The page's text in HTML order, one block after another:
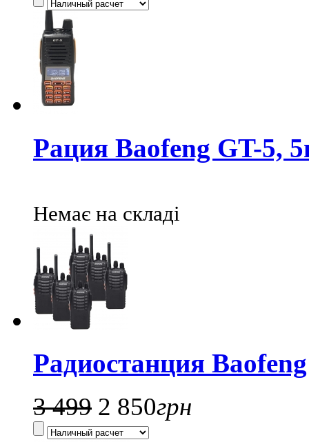
Рация Baofeng GT-5,
Немає на складі
Радиостанция
3 499 2 850грн